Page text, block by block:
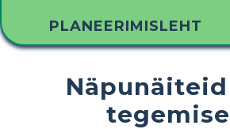
PLANEERIMISLEHT